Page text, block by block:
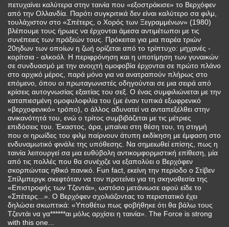
πετυχαίνει καλύτερα στην ταινία που «εξοστράκισε» το Βερχόφεν
από την Ολλανδία. Παρότι συγκριτικά δεν είναι καλύτερο σα φιλμ,
τουλάχιστον στο «Σπέτερς, ο Χορός των Ξεγραμμένων» (1980)
βλέπουμε τους ήρωες να έρχονται άμεσα αντιμέτωποι με τις
συνέπειες των πράξεών τους. Πρόκειται για μια παρέα τριών
20ηδων των οποίων η ζωή ορίζεται από το τρίπτυχο: μηχανές -
κορίτσια - αλκοόλ. Η περιφρόνηση και η υποτίμηση των γυναικών
σε συνδυασμό με την ανοιχτή ομοφοβία έρχονται σε πρώτο πλάνο
στο αρχικό μέρος, παρά μόνο για να ανατραπούν πλήρως στο
επόμενο, όπου οι πρωταγωνιστές οδηγούνται σε μια σειρά από
κρίσεις αυτογνωσίας εξαιτίας του σεξ. Ο ένας συμφιλιώνεται με την
καταπιεσμένη ομοφυλοφιλία του (με έναν τυπικά εξωφρενικό
«βερχοφενικό» τρόπο), ο άλλος αδυνατεί να ανταπεξέλθει στην
ανικανότητά του, ενώ ο τρίτος συμβιβάζεται με τις μέτριες
επιδόσεις του. Έκαστος, άρα, μπαίνει στη θέση του, τη στιγμή
που οι ηρωίδες του φιλμ παίρνουν άτυπη εκδίκηση με έμφαση στο
ενδυναμωτικό φινάλε της υπόθεσης. Να σημειωθεί επίσης, πως η
ταινία λειτουργεί σα μια ευθύβολη αντικομφορμιστική επίθεση, μία
από τις πολλές που θα συνέχιζε να εξαπολύει ο Βερχόφεν
σκορπώντας ηθικό πανικό. Fun fact, εκείνη την περίοδο ο Στίβεν
Σπίλμπεργκ σκεφτόταν να τον προτείνει για τη σκηνοθεσία της
«Επιστροφής των Τζεντάι», ωστόσο μετάνιωσε αφού είδε το
«Σπέτερς...». Ο Βερχόφεν σχολιάζοντας το περιστατικό έχει
δηλώσει σκωπτικά: «Υποθέτω πως φοβήθηκε ότι θα βάλω τους
Τζεντάι να γα******αι μόλις αρχίσει η ταινία». The Force is strong
with this one...